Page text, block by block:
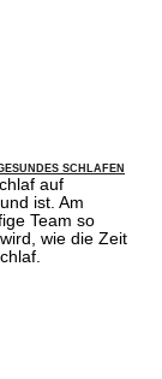
SCHLAFEN
auf
ist. Am
Team so
wie die Zeit